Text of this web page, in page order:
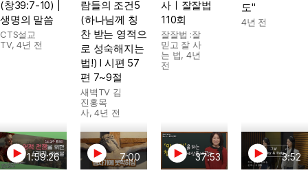
(창39:7-10) |
생명의 말씀
CTS설교
TV,4년 전
람들의 조건5
(하나님께 칭
찬 받는 영적으
로 성숙해지는
법!) l 시편 57
편 7~9절
새벽TV 김
진홍목
사,4년 전
사ㅣ잘잘법
110회
잘잘법 :잘
믿고 잘 사
는 법,4년
전
도"
4년 전
1:59:26 7:00 37:53 3:52